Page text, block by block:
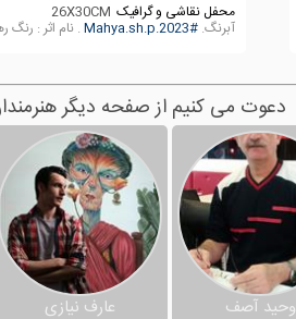
محفل نقاشی و گرافیک 26X30CM
آبرنگ. #Mahya.sh.p.2023 . نام اثر : رنگ
دعوت می کنیم از صفحه دیگر
وحید آصف عارف نیازی